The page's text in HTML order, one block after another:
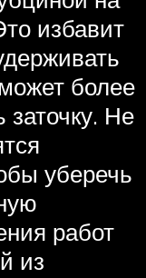
избавит
более
заточку. Не
уберечь
работ
из